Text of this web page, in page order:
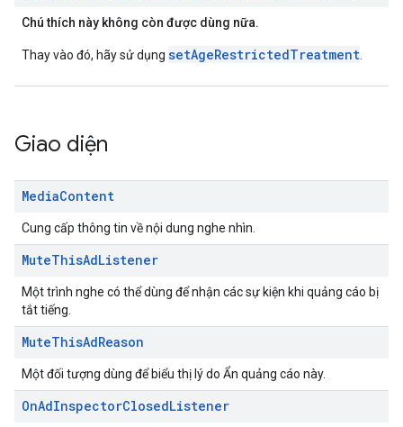
Chú thích này không còn được dùng nữa.
Thay vào đó, hãy sử dụng setAgeRestrictedTreatment
Giao diện
MediaContent
Cung cấp thông tin về nội dung nghe nhìn.
MuteThisAdListener
Một trình nghe có thể dùng để nhận các sự kiện khi quảng cáo bị
tắt tiếng.
MuteThisAdReason
Một đối tượng dùng để biểu thị lý do Ẩn quảng cáo này.
OnAdInspectorClosedListener